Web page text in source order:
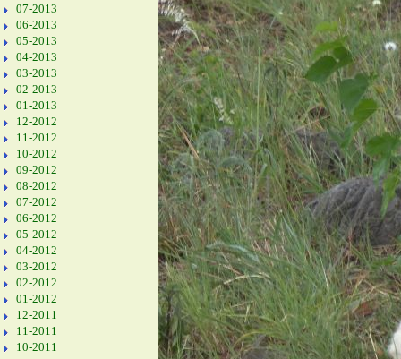
07-2013
06-2013
05-2013
04-2013
03-2013
02-2013
01-2013
12-2012
11-2012
10-2012
09-2012
08-2012
07-2012
06-2012
05-2012
04-2012
03-2012
02-2012
01-2012
12-2011
11-2011
10-2011